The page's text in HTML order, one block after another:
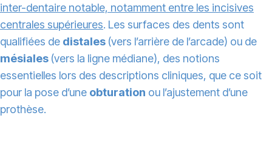
inter-dentaire notable, notamment entre les incisives
centrales supérieures. Les surfaces des dents sont
qualifiées de distales (vers l’arrière de l’arcade) ou de
mésiales (vers la ligne médiane), des notions
essentielles lors des descriptions cliniques, que ce soit
pour la pose d’une obturation ou l’ajustement d’une
prothèse.